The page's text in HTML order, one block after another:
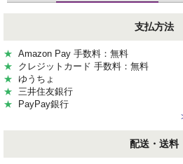
支払方法
★ Amazon Pay 手数料：無料
★ クレジットカード 手数料：無料
★ ゆうちょ
★ 三井住友銀行
★ PayPay銀行
配送・送料